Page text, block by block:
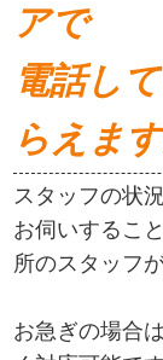
アで
電話し
らえま
スタッフの状
お伺いするこ
所のスタッフ
お急ぎの場合